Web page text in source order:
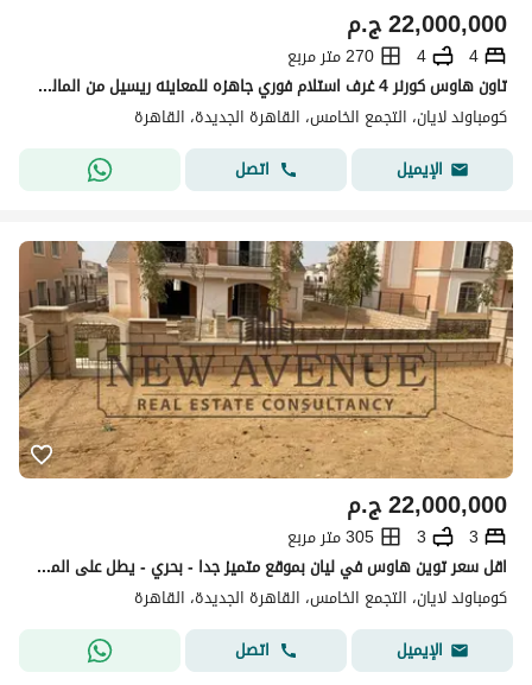
ج.م22,000,000
4
4
270 متر مربع
تاون هاوس كورنر 4 غرف استلام فوري جاهزه للمعاينه ريسيل من المالك للبيع بسعر لقطه في كمبوند ليان بالتجمع الخامس
كومباوند لايان، التجمع الخامس، القاهرة الجديدة، القاهرة
الإيميل
اتصل
ج.م22,000,000
3
3
305 متر مربع
اقل سعر توين هاوس في ليان بموقع متميز جدا - بحري - يطل على المساحات الخضراء Layan - New Cairo
كومباوند لايان، التجمع الخامس، القاهرة الجديدة، القاهرة
الإيميل
اتصل